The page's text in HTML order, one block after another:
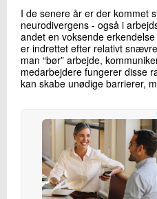
I de senere år er der kommet
neurodivergens - også i
andet en voksende
er indrettet efter relativt
man “bør” arbejde,
medarbejdere fungerer disse
kan skabe unødige barrierer,